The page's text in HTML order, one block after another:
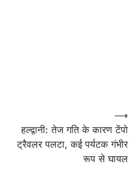
हल्द्वानी: तेज गति के कारण टेंपो
ट्रैवलर पलटा, कई पर्यटक गंभीर
रूप से घायल
⟶